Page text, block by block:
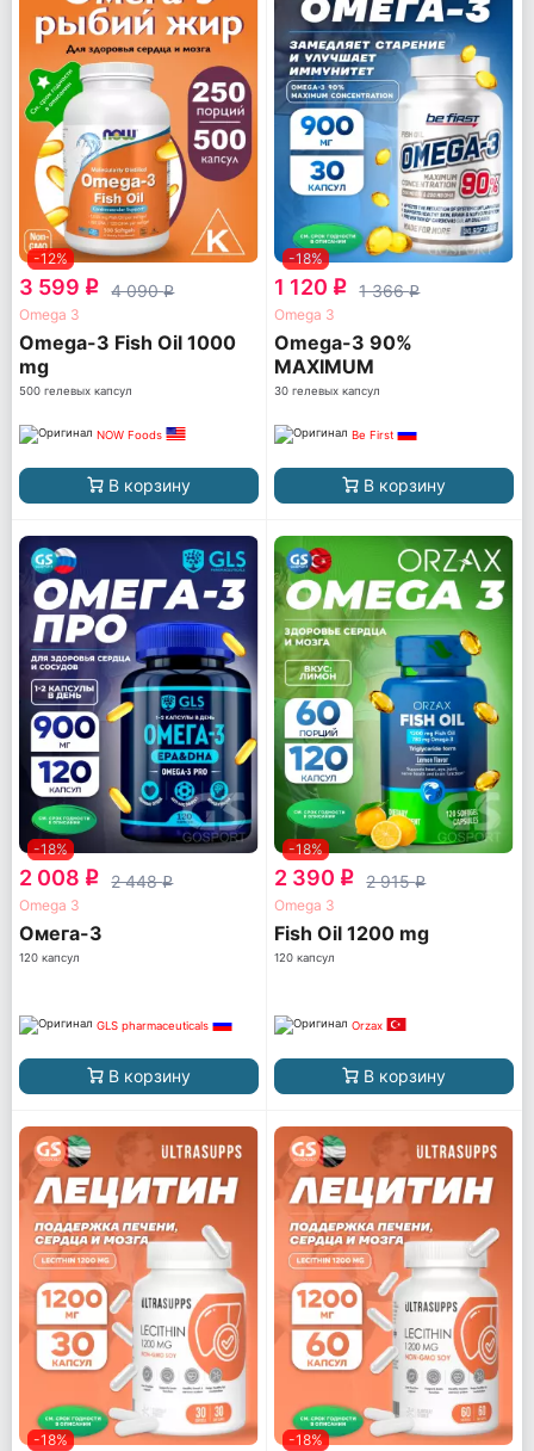
-12%
3 599 q 4 090q
Omega 3
Omega-3 Fish Oil 1000
mg
500 гелевых капсул
NOW Foods
В корзину
-18%
1 120 q 1 366q
Omega 3
Omega-3 90%
MAXIMUM
CONCENTRATION
30 гелевых капсул
Be First
В корзину
-18%
2 008 q 2 448q
Omega 3
Омега-3
120 капсул
GLS pharmaceuticals
В корзину
-18%
2 390 q 2 915q
Omega 3
Fish Oil 1200 mg
120 капсул
Orzax
В корзину
-18% -18%